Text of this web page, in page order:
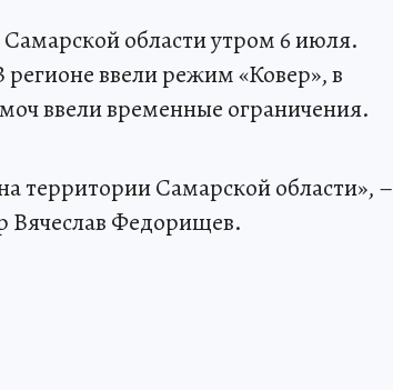
области утром 6 июля.
регионе ввели режим «Ковер», в
ввели временные ограничения.
территории Самарской области», –
Вячеслав Федорищев.